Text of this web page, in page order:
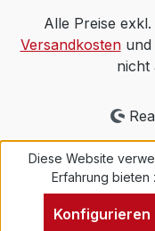
Alle Preise
Versandkostenund
nicht
Diese Website
Erfahrung bieten
Konfigurieren